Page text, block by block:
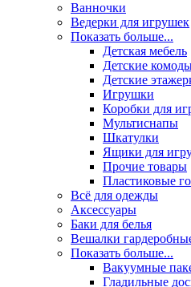
Ванночки
Ведерки для игрушек
Показать больше...
Детская мебель
Детские
Детские
Игрушки
Коробки для
Мультиснапы
Шкатулки
Ящики для
Прочие товары
Пластиковые
Всё для одежды
Аксессуары
Баки для белья
Вешалки
Показать больше...
Вакуумные
Гладильные